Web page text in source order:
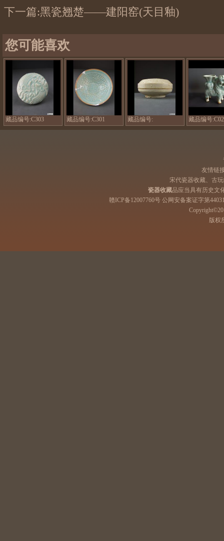
下一篇:黑瓷翘楚——建阳窑(天目釉)
您可能喜欢
瓷
藏品编号:C303
花
藏品编号:C301
瓷
藏品编号: 藏品编号
友情链
宋代瓷器收藏、古
瓷器收藏品应当具有历史文
赣ICP备12007760号 公网安备案证字第
版权